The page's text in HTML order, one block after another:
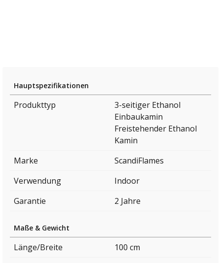
Hauptspezifikationen
Produkttyp
3-seitiger Ethanol
Einbaukamin
Freistehender Ethanol
Kamin
Marke
ScandiFlames
Verwendung
Indoor
Garantie
2 Jahre
Maße & Gewicht
Länge/Breite
100 cm